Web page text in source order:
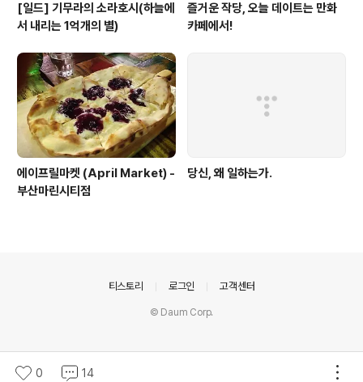
[일드] 기무라의 소라호시(하늘에
서 내리는 1억개의 별)
즐거운 작당, 오늘 데이트는 만화
카페에서!
에이프릴마켓 (April Market) -
부산마린시티점
당신, 왜 일하는가.
0 14
티스토리 로그인 고객센터
© Daum Corp.